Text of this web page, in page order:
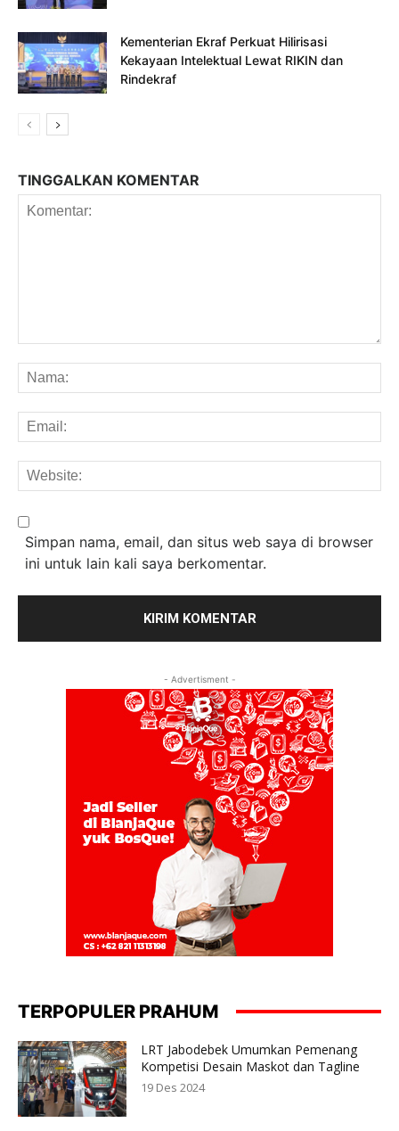
Kementerian Ekraf Perkuat Hilirisasi
Kekayaan Intelektual Lewat RIKIN dan
Rindekraf
TINGGALKAN KOMENTAR
Simpan nama, email, dan situs web saya di browser
ini untuk lain kali saya berkomentar.
- Advertisment -
TERPOPULER PRAHUM
LRT Jabodebek Umumkan Pemenang
Kompetisi Desain Maskot dan Tagline
19 Des 2024